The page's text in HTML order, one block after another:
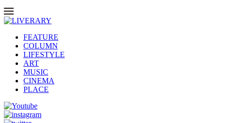
FEATURE
COLUMN
LIFESTYLE
ART
MUSIC
CINEMA
PLACE